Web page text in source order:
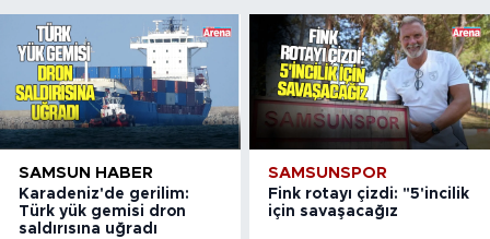
SAMSUN HABER
Karadeniz'de gerilim:
Türk yük gemisi dron
saldırısına uğradı
SAMSUNSPOR
Fink rotayı çizdi: "5'incilik
için savaşacağız